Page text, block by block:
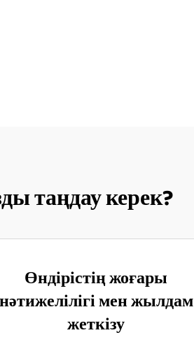
таңдау керек?
Өндірістің жоғары
нәтижелілігі мен жылдам
жеткізу